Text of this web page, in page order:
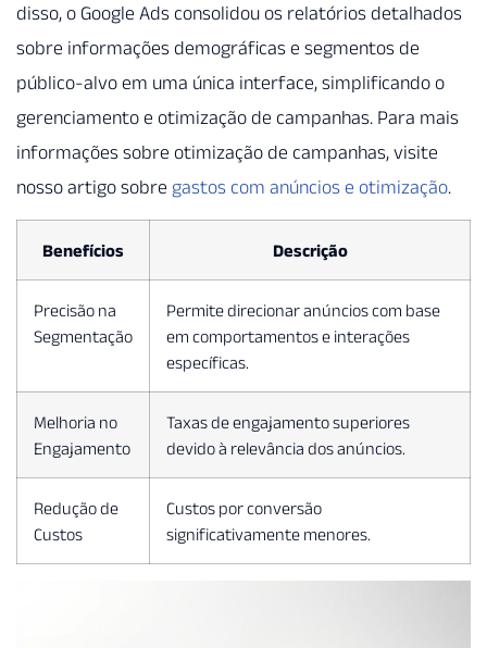
disso, o Google Ads consolidou os relatórios detalhados
sobre informações demográficas e segmentos de
público-alvo em uma única interface, simplificando o
gerenciamento e otimização de campanhas. Para mais
informações sobre otimização de campanhas, visite
nosso artigo sobre gastos com anúncios e otimização.
Benefícios Descrição
Precisão na
Segmentação
Permite direcionar anúncios com base
em comportamentos e interações
específicas.
Melhoria no
Engajamento
Taxas de engajamento superiores
devido à relevância dos anúncios.
Redução de
Custos
Custos por conversão
significativamente menores.